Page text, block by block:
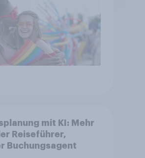
mit KI: Mehr
Reiseführer,
Buchungsagent